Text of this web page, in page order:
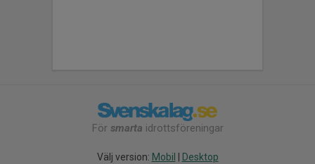
För smarta idrottsföreningar
Välj version: Mobil Desktop